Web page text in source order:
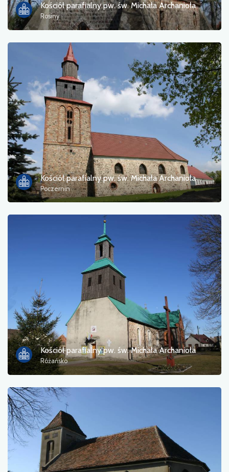
Kościół parafialny pw. św. Michała Archanioła
Rosiny
Kościół parafialny pw. św. Michała Archanioła
Poczernin
Kościół parafialny pw. św. Michała Archanioła
Różańsko